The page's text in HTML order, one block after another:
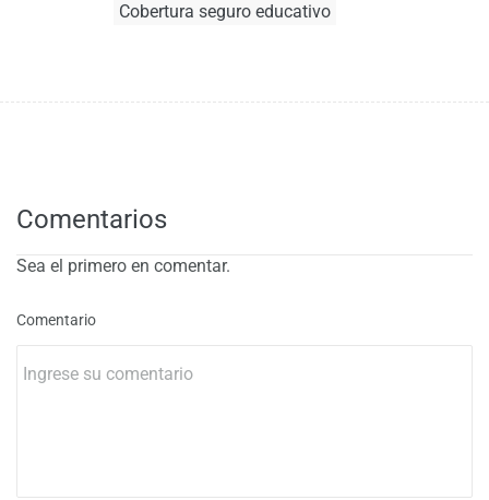
Cobertura seguro educativo
Comentarios
Sea el primero en comentar.
Comentario